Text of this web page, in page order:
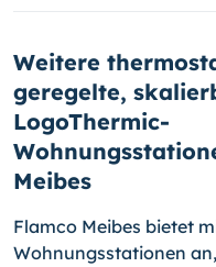
Weitere
geregelte,
LogoThermic-
Meibes
Flamco Meibes bietet
Wohnungsstationen